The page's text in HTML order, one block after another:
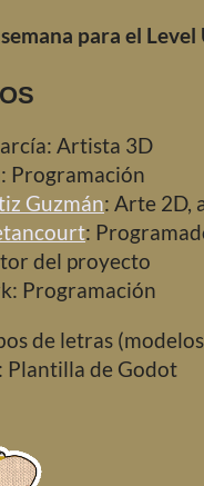
para el
Artista 3D
Programación
Guzmán: Arte 2D,
:
del proyecto
Programación
de letras
Plantilla de Godot